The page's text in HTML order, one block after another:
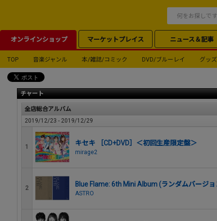
オンラインショップ マーケットプレイス ニュース＆記事
TOP 音楽ジャンル 本/雑誌/コミック DVD/ブルーレイ グッズ
チャート
全店総合アルバム
2019/12/23 - 2019/12/29
1 キセキ ［CD+DVD］＜初回生産限定盤＞
mirage2
2 Blue Flame: 6th Mini Album (ランダムバージ
ASTRO